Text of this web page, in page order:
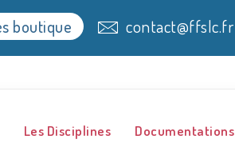
boutique contact@ffslc.fr
Les Disciplines Documentations